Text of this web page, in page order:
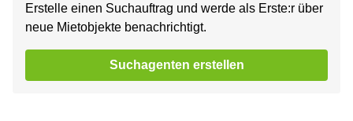
Erstelle einen Suchauftrag und werde als Erste:r über
neue Mietobjekte benachrichtigt.
Suchagenten erstellen